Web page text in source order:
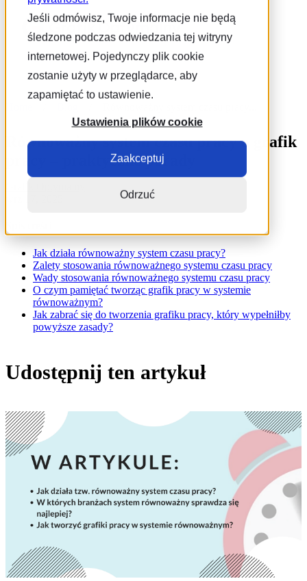
Jeśli odmówisz, Twoje informacje nie będą
śledzone podczas odwiedzania tej witryny
internetowej. Pojedynczy plik cookie
zostanie użyty w przeglądarce, aby
zapamiętać to ustawienie.
Ustawienia plików cookie
Zaakceptuj
Odrzuć
Równoważny system czasu pracy a grafik
pracy – praktyczne porady
Jak działa równoważny system czasu pracy?
Zalety stosowania równoważnego systemu czasu pracy
Wady stosowania równoważnego systemu czasu pracy
O czym pamiętać tworząc grafik pracy w systemie
równoważnym?
Jak zabrać się do tworzenia grafiku pracy, który wypełniłby
powyższe zasady?
Udostępnij ten artykuł